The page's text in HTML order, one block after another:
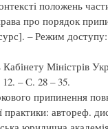
положень
про порядок
– Режим доступу:
Міністрів
– С. 28 – 35.
припинення
практики: автореф.